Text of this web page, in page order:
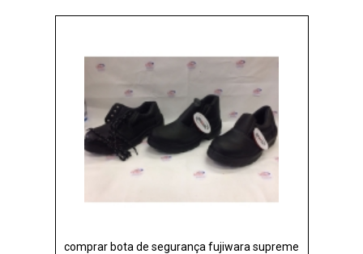
comprar bota de segurança fujiwara supreme